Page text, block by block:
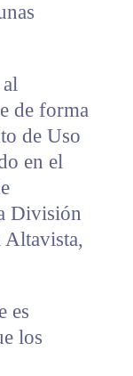
de forma
de Uso
en el
División
es
los